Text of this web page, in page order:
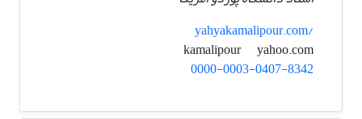
yahyakamalipour.com/
yahoo.com
0000-0003-0407-8342